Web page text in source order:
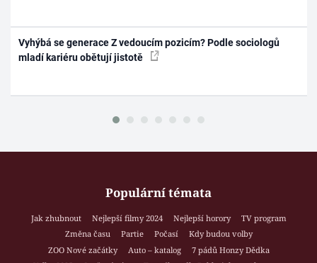
Vyhýbá se generace Z vedoucím pozicím? Podle sociologů
mladí kariéru obětují jistotě
Populární témata
Jak zhubnout Nejlepší filmy 2024 Nejlepší horory
TV program
Změna času
Partie Počasí
Kdy budou volby
ZOO Nové začátky
Auto – katalog
7 pádů Honzy Dědka